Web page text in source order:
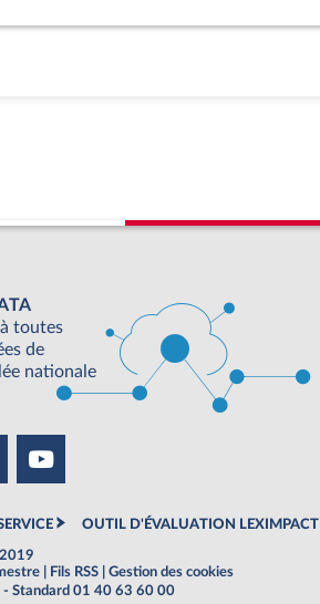
toutes
de
nationale
OUTIL D'ÉVALUATION LEXIMPACT
Fils RSS
Gestion des cookies
- Standard 01 40 63 60 00